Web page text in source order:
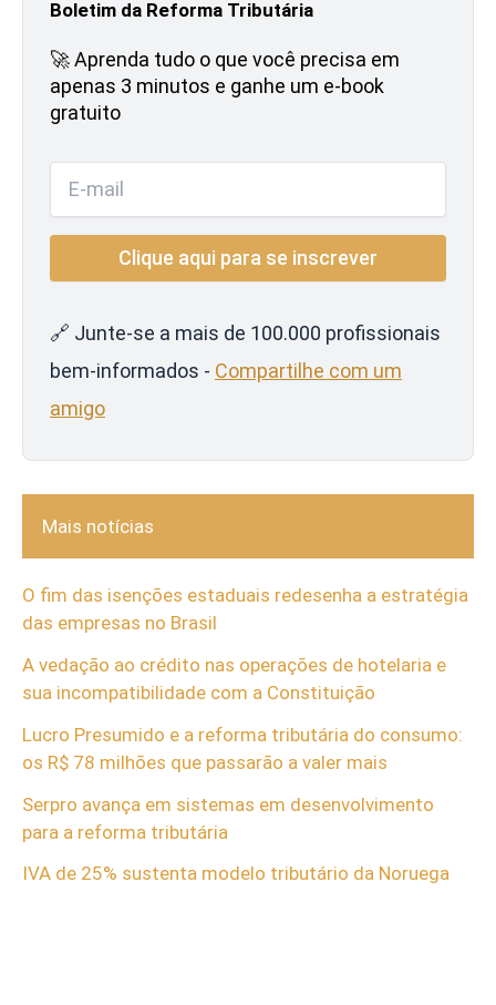
Boletim da Reforma Tributária
🚀 Aprenda tudo o que você precisa em
apenas 3 minutos e ganhe um e-book
gratuito
🔗 Junte-se a mais de 100.000 profissionais
bem-informados - Compartilhe com um
amigo
Mais notícias
O fim das isenções estaduais redesenha a estratégia
das empresas no Brasil
A vedação ao crédito nas operações de hotelaria e
sua incompatibilidade com a Constituição
Lucro Presumido e a reforma tributária do consumo:
os R$ 78 milhões que passarão a valer mais
Serpro avança em sistemas em desenvolvimento
para a reforma tributária
IVA de 25% sustenta modelo tributário da Noruega